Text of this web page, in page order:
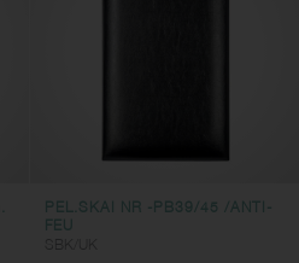
PEL.SKAI NR -PB39/45 /ANTI-
FEU